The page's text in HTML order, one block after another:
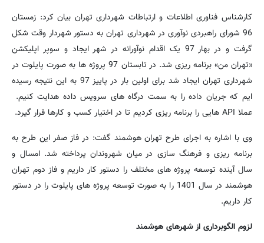
کارشناس فناوری اطلاعات و ارتباطات شهرداری تهران بیان کرد: زمستان
96 شورای راهبردی نوآوری در شهرداری تهران به دستور شهردار وقت شکل
گرفت و در بهار 97 یک اقدام نوآورانه در شهر ایجاد و سوپر اپلیکشن
«تهران من» برنامه ریزی شد. در تابستان 97 پروژه ها به صورت پایلوت در
شهرداری تهران ایجاد شد برای اولین بار در پاییز 97 به این نتیجه رسیده
ایم که جریان داده را به سمت درگاه های سرویس داده هدایت کنیم.
عملا API هایی را برنامه ریزی کردیم تا در اختیار کسب و کارها قرار گیرد.
وی با اشاره به اجرای طرح تهران هوشمند گفت: در فاز صفر این طرح به
برنامه ریزی و فرهنگ سازی در میان شهروندان پرداخته شد. امسال و
سال آینده توسعه پروژه های مختلف را دستور کار داریم و فاز دوم تهران
هوشمند در سال 1401 را به صورت توسعه پروژه های پایلوت را در دستور
کار داریم.
لزوم الگوبرداری از شهرهای هوشمند